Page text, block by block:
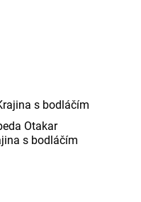
Otakar
s bodláčím